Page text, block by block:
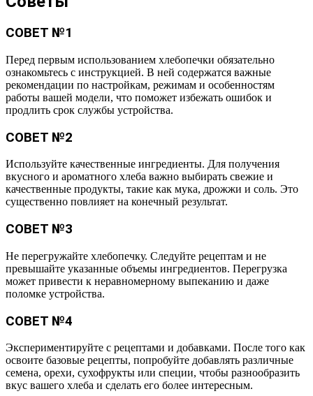
СОВЕТ №1
Перед первым использованием хлебопечки обязательно
ознакомьтесь с инструкцией. В ней содержатся важные
рекомендации по настройкам, режимам и особенностям
работы вашей модели, что поможет избежать ошибок и
продлить срок службы устройства.
СОВЕТ №2
Используйте качественные ингредиенты. Для получения
вкусного и ароматного хлеба важно выбирать свежие и
качественные продукты, такие как мука, дрожжи и соль. Это
существенно повлияет на конечный результат.
СОВЕТ №3
Не перегружайте хлебопечку. Следуйте рецептам и не
превышайте указанные объемы ингредиентов. Перегрузка
может привести к неравномерному выпеканию и даже
поломке устройства.
СОВЕТ №4
Экспериментируйте с рецептами и добавками. После того как
освоите базовые рецепты, попробуйте добавлять различные
семена, орехи, сухофрукты или специи, чтобы разнообразить
вкус вашего хлеба и сделать его более интересным.